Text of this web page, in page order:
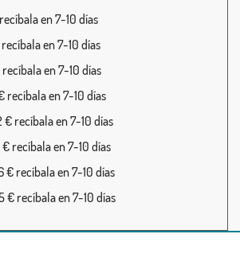
en 7-10 días
en 7-10 días
en 7-10 días
recíbala en 7-10 días
recíbala en 7-10 días
recíbala en 7-10 días
recíbala en 7-10 días
recíbala en 7-10 días